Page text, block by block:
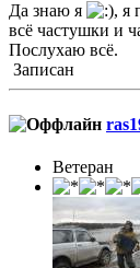
Да знаю я
, я
всё частушки и
Послухаю всё.
Записан
Ветеран